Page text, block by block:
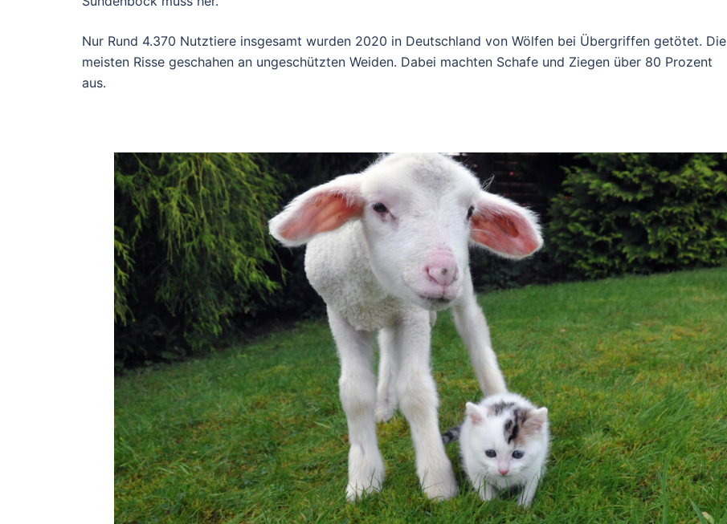
Nur Rund 4.370 Nutztiere insgesamt wurden 2020 in Deutschland von Wölfen bei Übergriffen getötet. Die
meisten Risse geschahen an ungeschützten Weiden. Dabei machten Schafe und Ziegen über 80 Prozent
aus.